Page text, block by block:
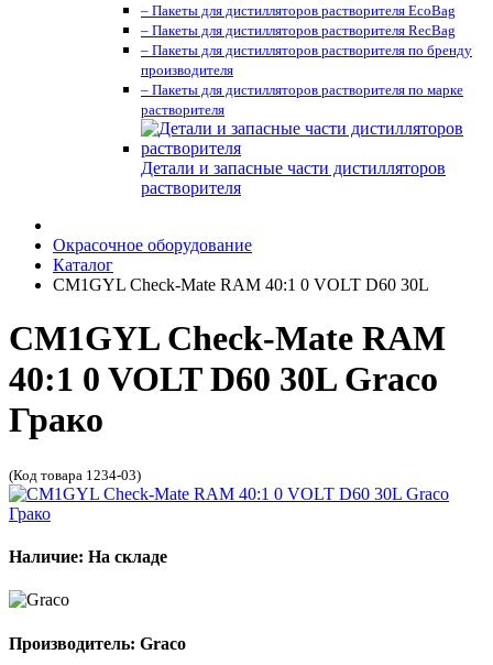
– Пакеты для дистилляторов растворителя EcoBag
– Пакеты для дистилляторов растворителя RecBag
– Пакеты для дистилляторов растворителя по бренду
производителя
– Пакеты для дистилляторов растворителя по марке
растворителя
Детали и запасные части дистилляторов
растворителя
Окрасочное оборудование
Каталог
CM1GYL Check-Mate RAM 40:1 0 VOLT D60 30L
CM1GYL Check-Mate RAM
40:1 0 VOLT D60 30L Graco
Грако
(Код товара 1234-03)
Наличие: На складе
Производитель: Graco